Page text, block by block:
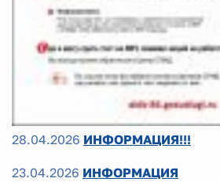
28.04.2026 ИНФОРМАЦИЯ!!!
23.04.2026 ИНФОРМАЦИЯ